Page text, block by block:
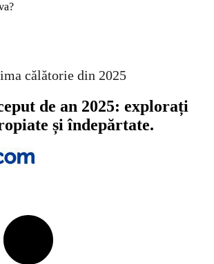
călătorie din 2025
de an 2025: explorați
și îndepărtate.